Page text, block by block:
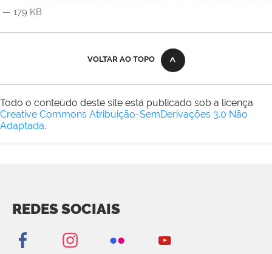
— 179 KB
VOLTAR AO TOPO
Todo o conteúdo deste site está publicado sob a licença
Creative Commons Atribuição-SemDerivações 3.0 Não
Adaptada.
REDES SOCIAIS